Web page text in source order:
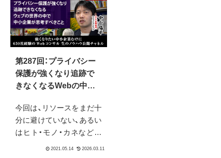
ます。PC作業の記録から
自分の強み・弱みを客観的
に分析し、無理なく成果を
出すための仕事術を提
もつながる、これからの時
代の働き方を探ります。
第287回：プライバシー
保護が強くなり追跡で
きなくなるWebの中で
こと
今回は、リソースをまだ十
分に避けていない、あるい
はヒト・モノ・カネなどの
問題でなかなか手を付け